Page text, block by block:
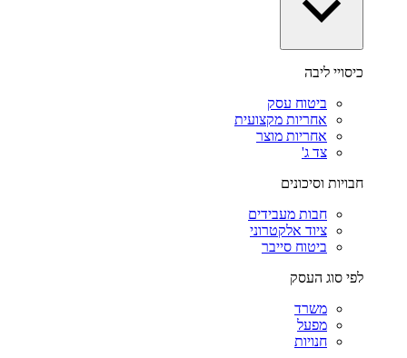
כיסויי ליבה
ביטוח עסק
אחריות מקצועית
אחריות מוצר
צד ג'
חבויות וסיכונים
חבות מעבידים
ציוד אלקטרוני
ביטוח סייבר
לפי סוג העסק
משרד
מפעל
חנויות